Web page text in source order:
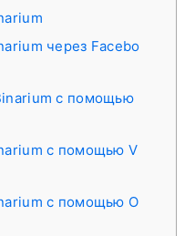
через Facebo
с помощью
с помощью V
с помощью O